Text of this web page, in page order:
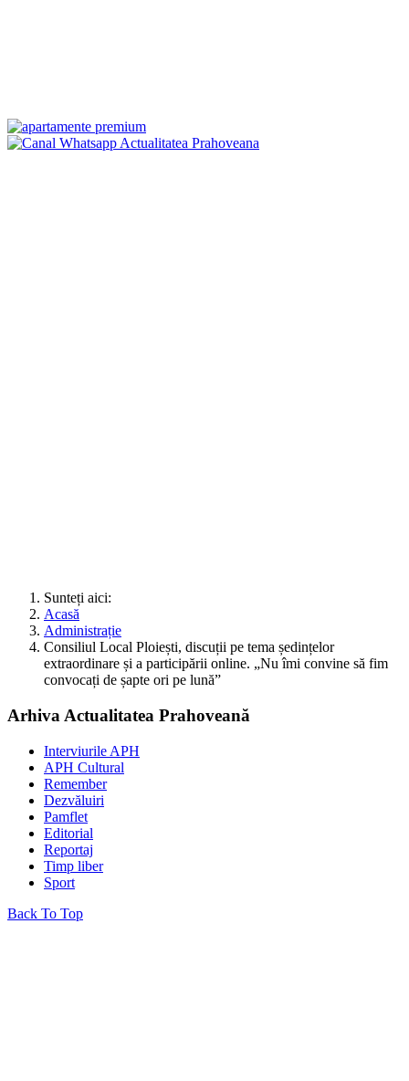
Sunteți aici:
Acasă
Administrație
Consiliul Local Ploiești, discuții pe tema ședințelor
extraordinare și a participării online. „Nu îmi convine să fim
convocați de șapte ori pe lună”
Arhiva Actualitatea Prahoveană
Interviurile APH
APH Cultural
Remember
Dezvăluiri
Pamflet
Editorial
Reportaj
Timp liber
Sport
Back To Top